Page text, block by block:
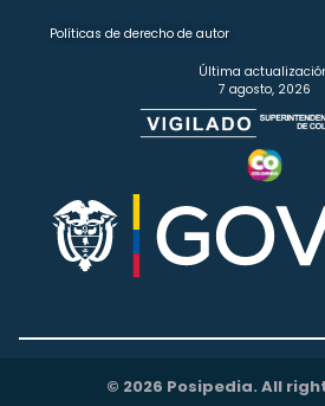
Políticas de derecho de autor
Última
7 agosto, 2026
© 2026 Posipedia. All